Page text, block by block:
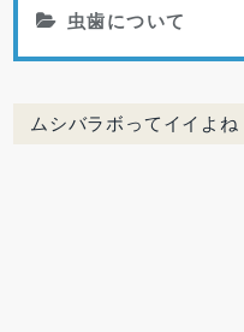
虫歯について
ムシバラボってイイよね